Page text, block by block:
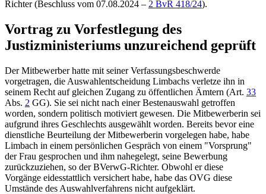
Richter(Beschluss vom 07.08.2024 – 2 BvR 418/24).
Vortrag zu Vorfestlegung des
Justizministeriums unzureichend geprüft
Der Mitbewerber hatte mit seiner Verfassungsbeschwerde
vorgetragen, die Auswahlentscheidung Limbachs verletze ihn in
seinem Recht auf gleichen Zugang zu öffentlichen Ämtern (Art. 33
Abs. 2 GG). Sie sei nicht nach einer Bestenauswahl getroffen
worden, sondern politisch motiviert gewesen. Die Mitbewerberin sei
aufgrund ihres Geschlechts ausgewählt worden. Bereits bevor eine
dienstliche Beurteilung der Mitbewerberin vorgelegen habe, habe
Limbach in einem persönlichen Gespräch von einem "Vorsprung"
der Frau gesprochen und ihm nahegelegt, seine Bewerbung
zurückzuziehen, so der BVerwG-Richter. Obwohl er diese
Vorgänge eidesstattlich versichert habe, habe das OVG diese
Umstände des Auswahlverfahrens nicht aufgeklärt.